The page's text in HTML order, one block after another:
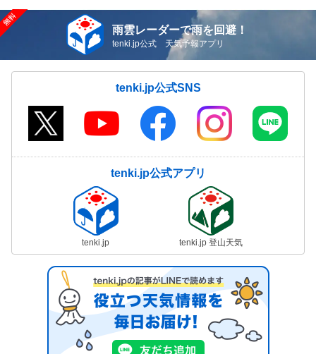
雨雲レーダーで雨を回避！
tenki.jp公式 天気予報アプリ
tenki.jp公式SNS
tenki.jp公式アプリ
tenki.jp tenki.jp 登山天気